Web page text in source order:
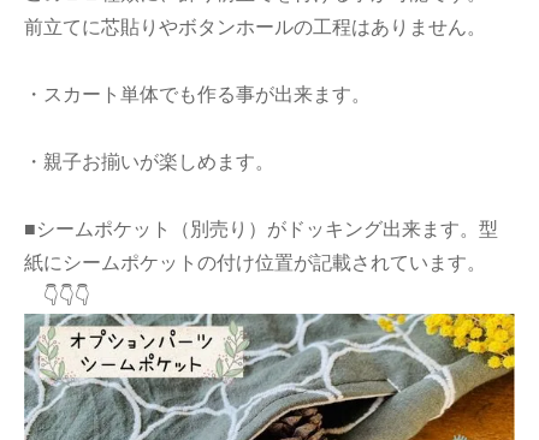
前立てに芯貼りやボタンホールの工程はありません。
・スカート単体でも作る事が出来ます。
・親子お揃いが楽しめます。
■シームポケット（別売り）がドッキング出来ます。型
紙にシームポケットの付け位置が記載されています。
👇👇👇